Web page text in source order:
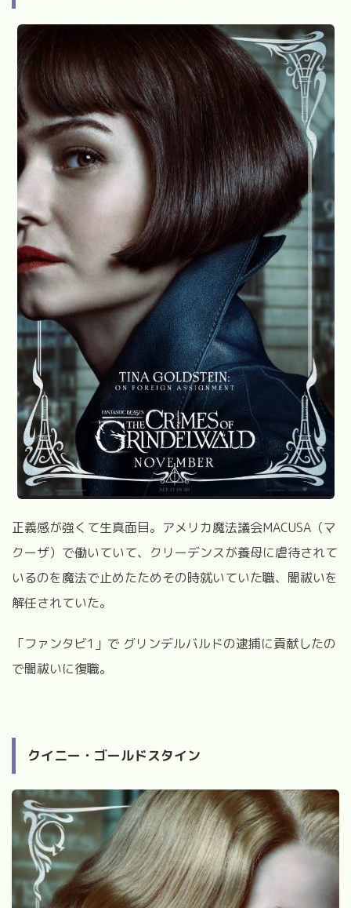
正義感が強くて生真面目。アメリカ魔法議会MACUSA （マ
クーザ）で働いていて、クリーデンスが養母に虐待されて
いるのを魔法で止めたためその時就いていた職、闇祓いを
解任されていた。
「ファンタビ1 」で グリンデルバルドの逮捕に貢献したの
で闇祓いに復職。
クイニー・ゴールドスタイン